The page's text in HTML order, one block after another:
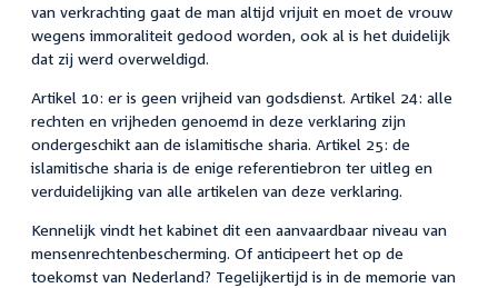
van verkrachting gaat de man altijd vrijuit en moet de vrouw
wegens immoraliteit gedood worden, ook al is het duidelijk
dat zij werd overweldigd.
Artikel 10: er is geen vrijheid van godsdienst. Artikel 24: alle
rechten en vrijheden genoemd in deze verklaring zijn
ondergeschikt aan de islamitische sharia. Artikel 25: de
islamitische sharia is de enige referentiebron ter uitleg en
verduidelijking van alle artikelen van deze verklaring.
Kennelijk vindt het kabinet dit een aanvaardbaar niveau van
mensenrechtenbescherming. Of anticipeert het op de
toekomst van Nederland? Tegelijkertijd is in de memorie van